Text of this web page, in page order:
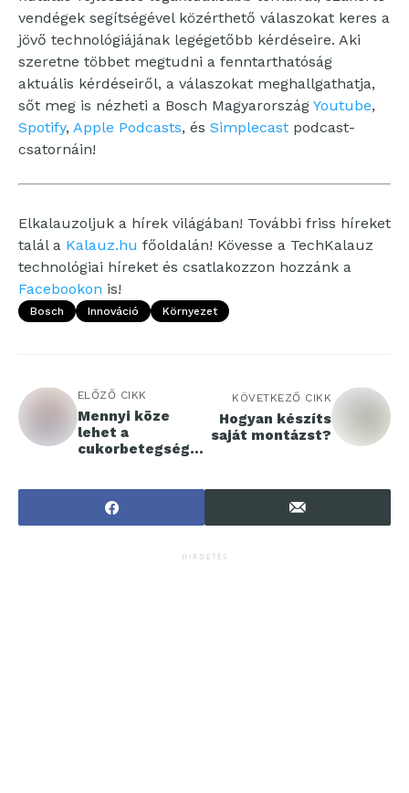
vendégek segítségével közérthető válaszokat keres a
jövő technológiájának legégetőbb kérdéseire. Aki
szeretne többet megtudni a fenntarthatóság
aktuális kérdéseiről, a válaszokat meghallgathatja,
sőt meg is nézheti a Bosch Magyarország Youtube,
Spotify, Apple Podcasts, és Simplecast podcast-
csatornáin!
Elkalauzoljuk a hírek világában! További friss híreket
talál a Kalauz.hu főoldalán! Kövesse a TechKalauz
technológiai híreket és csatlakozzon hozzánk a
Facebookon is!
Bosch Innováció Környezet
ELŐZŐ CIKK
Mennyi köze
lehet a
cukorbetegségn
KÖVETKEZŐ CIKK
Hogyan készíts
saját montázst?
HIRDETÉS